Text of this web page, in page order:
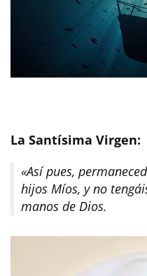
La Santísima Virgen:
«Así pues,
hijos Míos, y no
manos de Dios.